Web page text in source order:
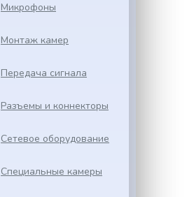
Микрофоны
Монтаж камер
Передача сигнала
Разъемы и коннекторы
Сетевое оборудование
Специальные камеры